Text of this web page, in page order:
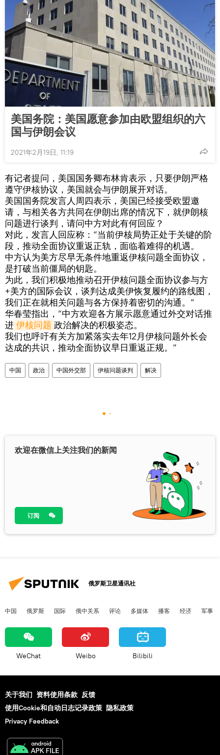
美国务院：美国愿意参加由欧盟组织的六
国与伊朗会议
2021年2月19日, 11:19
有记者提问，美国国务卿布林肯表示，只要伊朗严格
遵守伊核协议，美国就会与伊朗展开对话。
美国国务院发言人周四表示，美国已经接受欧盟邀
请，与相关各方共同在伊朗出席的情况下，就伊朗核
问题进行谈判，请问中方对此有何回应？
对此，发言人回应称：“当前伊核局势正处于关键的阶
段，推动全面协议重返正轨，面临着难得的机遇。
中方认为美方尽早无条件地重返伊核问题全面协议，
是打破当前僵局的钥匙。
为此，我们积极地推动召开伊核问题全面协议参与方
+美方的国际会议，谈判达成美伊恢复履约的路线图，
我们正在就相关问题与各方保持着密切的沟通。“
华春莹指出，“中方欢迎各方展示愿意通过外交对话推
进 伊核问题 政治解决的积极姿态。
我们也呼吁有关方加紧落实去年12月伊核问题外长会
达成的共识，推动全面协议早日重返正规。“
中国 政治 中国外交部 伊核问题谈判 解决
欢迎在微信上关注我们的新闻
订阅
俄罗斯卫星通讯社
中国 俄罗斯 国际 俄中关系 评论 多媒体 播客 经济 军事
WeChat Weibo Bilibili
关于我们 资料使用条款 反馈
使用Cookie和自动日志记录政策 隐私政策
Privacy Feedback